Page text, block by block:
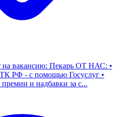
на вакансию: Пекарь ОТ НАС: •
РФ - с помощью Госуслуг •
и надбавки за с...